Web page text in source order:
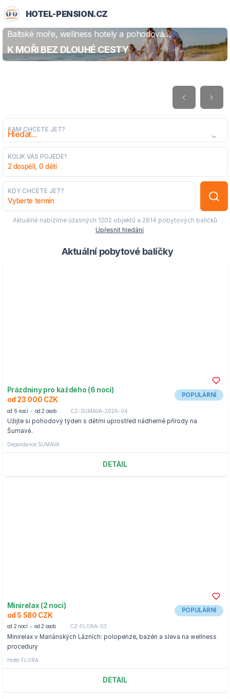
HOTEL-PENSION.CZ
Baltské moře, wellness hotely a pohodová
dovolená
K MOŘI BEZ DLOUHÉ CESTY
ZJISTIT VÍCE
KAM CHCETE JET?
KOLIK VÁS POJEDE?
2 dospělí, 0 dětí
KDY CHCETE JET?
Vyberte termín
Aktuálně nabízíme úžasných 1202 objektů a 2614 pobytových balíčků
Upřesnit hledání
Aktuální pobytové balíčky
Prázdniny pro každého (6 nocí)
od 23 000 CZK
POPULÁRNÍ
od 6 nocí od 2 osob CZ-SUMAVA-2026-04
Užijte si pohodový týden s dětmi uprostřed nádherné přírody na
Šumavě.
Depandance ŠUMAVA
DETAIL
Minirelax (2 noci)
od 5 580 CZK
POPULÁRNÍ
od 2 nocí od 2 osob CZ-FLORA-03
Minirelax v Mariánských Lázních: polopenze, bazén a sleva na wellness
procedury
Hotel FLORA
DETAIL